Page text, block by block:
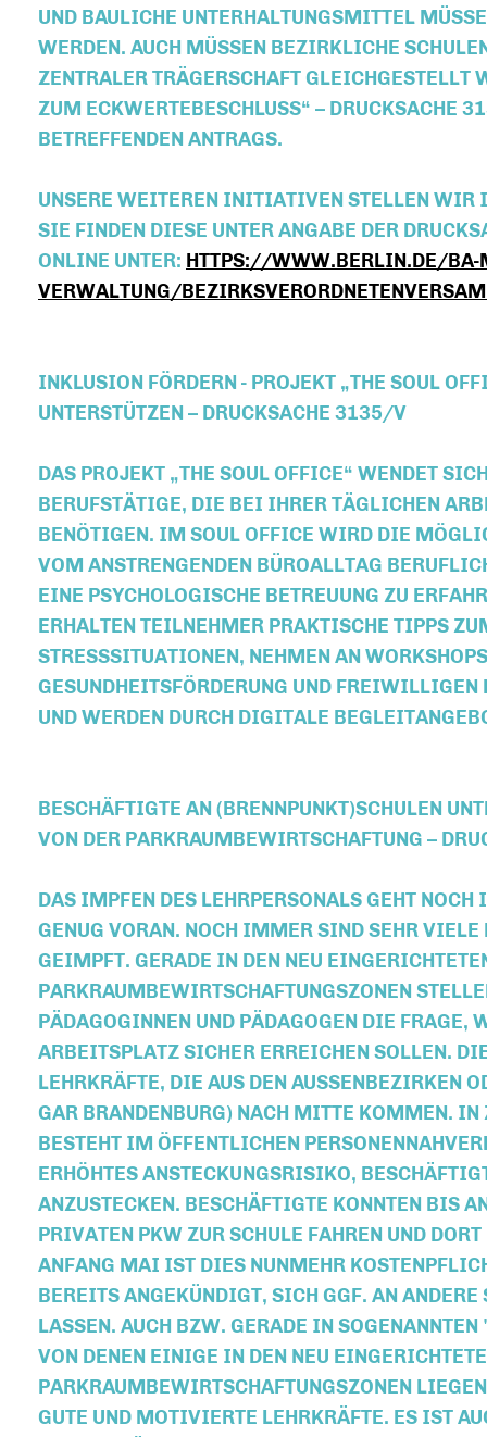
UND BAULICHE UNTERHALTUNGSMITTEL
WERDEN. AUCH MÜSSEN BEZIRKLICHE
ZENTRALER TRÄGERSCHAFT GLEICHGESTELLT
ZUM ECKWERTEBESCHLUSS“ – DRUCKSACHE
BETREFFENDEN ANTRAGS.
UNSERE WEITEREN INITIATIVEN STELLEN WIR
SIE FINDEN DIESE UNTER ANGABE DER
ONLINE UNTER: HTTPS://WWW.BERLIN.DE/
VERWALTUNG/
INKLUSION FÖRDERN - PROJEKT „THE SOUL
UNTERSTÜTZEN – DRUCKSACHE 3135/V
DAS PROJEKT „THE SOUL OFFICE“ WENDET
BERUFSTÄTIGE, DIE BEI IHRER TÄGLICHEN
BENÖTIGEN. IM SOUL OFFICE WIRD DIE
VOM ANSTRENGENDEN BÜROALLTAG
EINE PSYCHOLOGISCHE BETREUUNG ZU
ERHALTEN TEILNEHMER PRAKTISCHE TIPPS
STRESSSITUATIONEN, NEHMEN AN
GESUNDHEITSFÖRDERUNG UND FREIWILLIGEN
UND WERDEN DURCH DIGITALE
BESCHÄFTIGTE AN (BRENNPUNKT)SCHULEN
VON DER PARKRAUMBEWIRTSCHAFTUNG –
DAS IMPFEN DES LEHRPERSONALS GEHT
GENUG VORAN. NOCH IMMER SIND SEHR VIELE
GEIMPFT. GERADE IN DEN NEU
PARKRAUMBEWIRTSCHAFTUNGSZONEN
PÄDAGOGINNEN UND PÄDAGOGEN DIE FRAGE,
ARBEITSPLATZ SICHER ERREICHEN SOLLEN.
LEHRKRÄFTE, DIE AUS DEN AUSSENBEZIRKEN
AR BRANDENBURG) NACH MITTE KOMMEN. IN
ESTEHT IM ÖFFENTLICHEN
RHÖHTES ANSTECKUNGSRISIKO,
NZUSTECKEN. BESCHÄFTIGTE KONNTEN BIS
RIVATEN PKW ZUR SCHULE FAHREN UND DORT
NFANG MAI IST DIES NUNMEHR
EREITS ANGEKÜNDIGT, SICH GGF. AN ANDERE
ASSEN. AUCH BZW. GERADE IN SOGENANNTEN
ON DENEN EINIGE IN DEN NEU EINGERICHTETEN
ARKRAUMBEWIRTSCHAFTUNGSZONEN LIEGEN,
UTE UND MOTIVIERTE LEHRKRÄFTE. ES IST